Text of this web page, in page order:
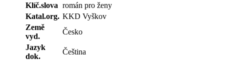
Klíč.slova román pro ženy
Katal.org. KKD Vyškov
Země
vyd.
Česko
Jazyk
dok.
Čeština